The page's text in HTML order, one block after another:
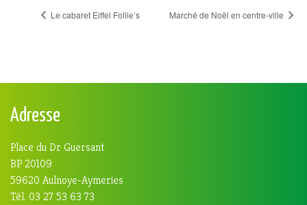
Le cabaret Eiffel Follie’s Marché de Noël en centre-ville
Adresse
Place du Dr Guersant
BP 20109
59620 Aulnoye-Aymeries
Tél. 03 27 53 63 73